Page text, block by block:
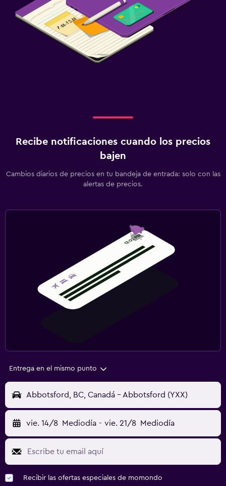
Recibe notificaciones cuando los precios
bajen
Cambios diarios de precios en tu bandeja de entrada: solo con las
alertas de precios.
Entrega en el mismo punto
Abbotsford, BC, Canadá - Abbotsford (YXX)
vie. 14/8 Mediodía - vie. 21/8 Mediodía
Recibir las ofertas especiales de momondo